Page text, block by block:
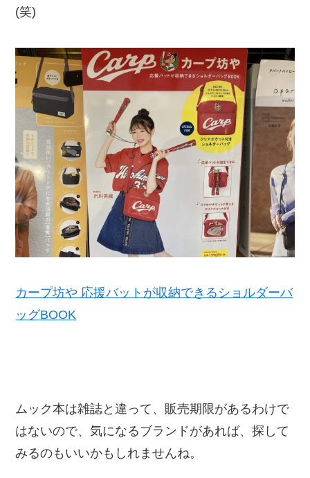
(笑)
カープ坊や 応援バットが収納できるショルダーバ
ッグBOOK
ムック本は雑誌と違って、販売期限があるわけで
はないので、気になるブランドがあれば、探して
みるのもいいかもしれませんね。